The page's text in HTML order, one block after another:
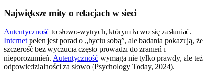
Największe mity o relacjach w sieci
Autentyczność to słowo-wytrych, którym łatwo się zasłaniać.
Internet pełen jest porad o „byciu sobą”, ale badania pokazują, że
szczerość bez wyczucia często prowadzi do zranień i
nieporozumień. Autentyczność wymaga nie tylko prawdy, ale też
odpowiedzialności za słowo (Psychology Today, 2024).